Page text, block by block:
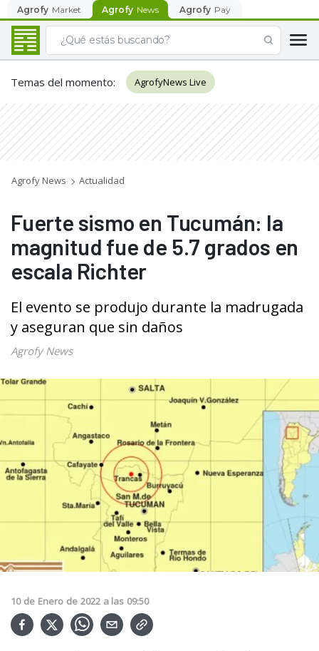
Agrofy Market Agrofy News Agrofy Pay
Temas del momento: AgrofyNews Live
Agrofy News Actualidad
Fuerte sismo en Tucumán: la
magnitud fue de 5.7 grados en
escala Richter
El evento se produjo durante la madrugada
y aseguran que sin daños
Agrofy News
10 de Enero de 2022 a las 09:50